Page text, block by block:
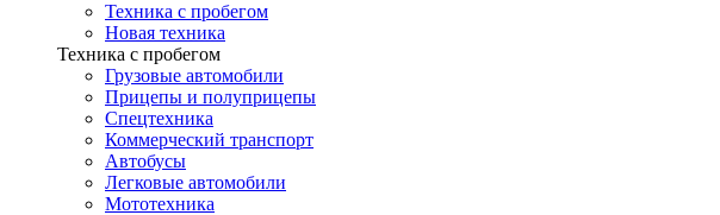
Техника с пробегом
Новая техника
Техника с пробегом
Грузовые автомобили
Прицепы и полуприцепы
Спецтехника
Коммерческий транспорт
Автобусы
Легковые автомобили
Мототехника